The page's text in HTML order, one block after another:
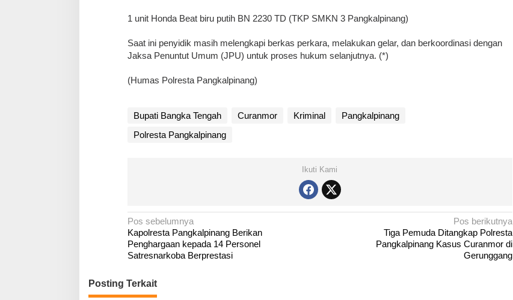
‎1 unit Honda Beat biru putih BN 2230 TD (TKP SMKN 3 Pangkalpinang)
‎Saat ini penyidik masih melengkapi berkas perkara, melakukan gelar, dan berkoordinasi dengan
Jaksa Penuntut Umum (JPU) untuk proses hukum selanjutnya. (*)
(Humas Polresta Pangkalpinang)
Bupati Bangka Tengah Curanmor Kriminal
Pangkalpinang
Polresta Pangkalpinang
Ikuti Kami
N
a
v
g
Pos sebelumnya
Kapolresta Pangkalpinang Berikan
Penghargaan kepada 14 Personel
Satresnarkoba Berprestasi
Pos berikutnya
Tiga Pemuda Ditangkap Polresta
Pangkalpinang Kasus Curanmor di
Gerunggang
Posting Terkait